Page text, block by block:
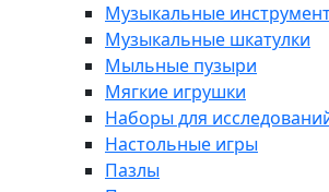
Музыкальные
Музыкальные шкатулки
Мыльные пузыри
Мягкие игрушки
Наборы для
Настольные игры
Пазлы